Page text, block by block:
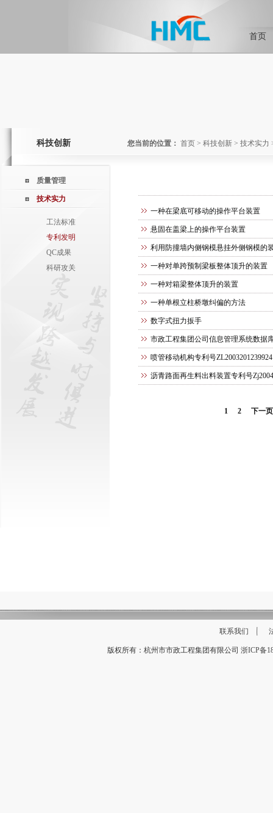
首页
科技创新 您当前的位置： 首页 > 科技创新 > 技术实力
质量管理
技术实力
工法标准
专利发明
QC成果
科研攻关
一种在梁底可移动的操作平台装置
悬固在盖梁上的操作平台装置
利用防撞墙内侧钢模悬挂外侧钢模的
一种对单跨预制梁板整体顶升的装置
一种对箱梁整体顶升的装置
一种单根立柱桥墩纠偏的方法
数字式扭力扳手
市政工程集团公司信息管理系统数据
喷管移动机构专利号ZL2003201239924
沥青路面再生料出料装置专利号
1 2 下一页
联系我们
版权所有：杭州市市政工程集团有限公司 浙ICP备